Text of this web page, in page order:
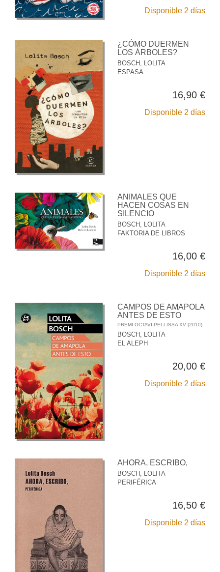
Disponible 2 días
¿CÓMO DUERMEN
LOS ÁRBOLES?
BOSCH, LOLITA
ESPASA
16,90 €
Disponible 2 días
ANIMALES QUE
HACEN COSAS EN
SILENCIO
BOSCH, LOLITA
FAKTORIA DE LIBROS
16,00 €
Disponible 2 días
CAMPOS DE AMAPOLA
ANTES DE ESTO
PREMI OCTAVI PELLISSA XV (2010)
BOSCH, LOLITA
EL ALEPH
20,00 €
Disponible 2 días
AHORA, ESCRIBO,
BOSCH, LOLITA
PERIFÉRICA
16,50 €
Disponible 2 días